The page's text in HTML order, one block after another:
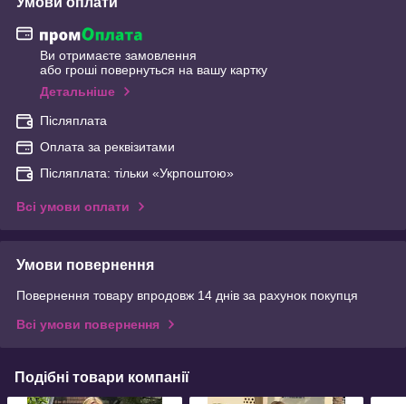
Ви отримаєте замовлення
або гроші повернуться на вашу картку
Детальніше
Післяплата
Оплата за реквізитами
Післяплата: тільки «Укрпоштою»
Всі умови оплати
Умови повернення
Повернення товару впродовж 14 днів за рахунок покупця
Всі умови повернення
Подібні товари компанії